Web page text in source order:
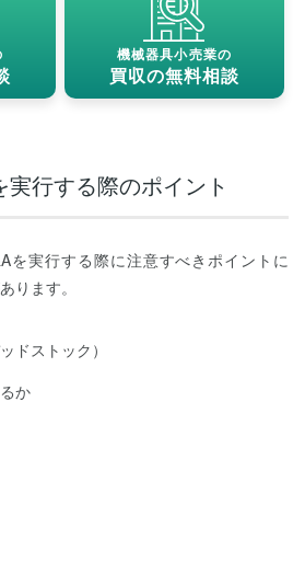
機械器具小売業の
買収の無料相談
行する際のポイント
を実行する際に注意すべきポイントに
ります。
ドストック）
か